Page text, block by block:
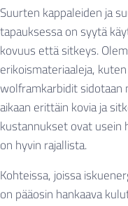
Suurten kappaleiden ja
tapauksessa on syytä
kovuus että sitkeys.
erikoismateriaaleja,
wolframkarbidit sidotaan
aikaan erittäin kovia ja
kustannukset ovat usein
on hyvin rajallista.
Kohteissa, joissa
on pääosin hankaava